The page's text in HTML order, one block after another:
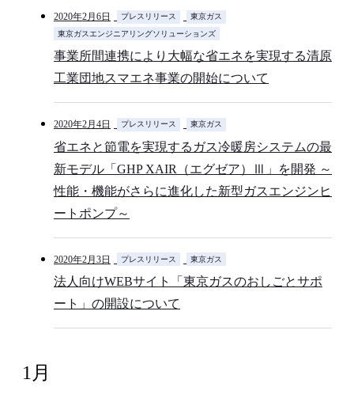
2020年2月6日 プレスリリース
東京ガス
東京ガスエンジニアリングソリューションズ
事業所間連携により大幅な省エネを実現する清原
工業団地スマエネ事業の開始について
2020年2月4日 プレスリリース 東京ガス
省エネと節電を実現するガス冷暖房システムの最
新モデル「GHP XAIR（エグゼア）Ⅲ」を開発 ～
性能・機能がさらに進化した新型ガスエンジンヒ
ートポンプ～
2020年2月3日 プレスリリース 東京ガス
法人向けWEBサイト「東京ガスのおしごとサポ
ート」の開設について
1月